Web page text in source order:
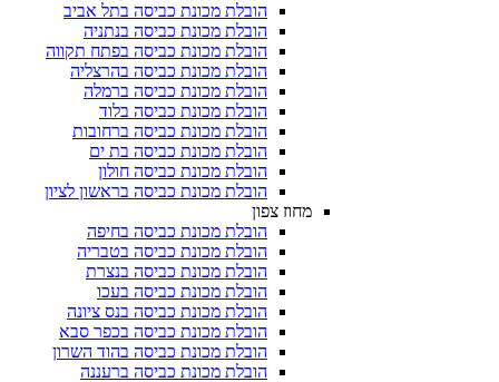
הובלת מכונת כביסה בתל אביב
הובלת מכונת כביסה בנתניה
הובלת מכונת כביסה בפתח תקווה
הובלת מכונת כביסה בהרצליה
הובלת מכונת כביסה ברמלה
הובלת מכונת כביסה בלוד
הובלת מכונת כביסה ברחובות
הובלת מכונת כביסה בת ים
הובלת מכונת כביסה חולון
הובלת מכונת כביסה בראשון לציון
הובלת מכונת כביסה בחיפה
הובלת מכונת כביסה בטבריה
הובלת מכונת כביסה בנצרת
הובלת מכונת כביסה בעכו
הובלת מכונת כביסה בנס ציונה
הובלת מכונת כביסה בכפר סבא
הובלת מכונת כביסה בהוד השרון
הובלת מכונת כביסה ברעננה